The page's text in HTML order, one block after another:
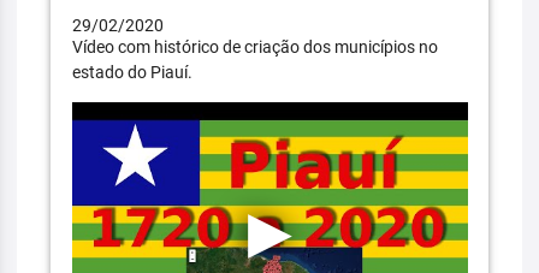
29/02/2020
Vídeo com histórico de criação dos municípios no
estado do Piauí.